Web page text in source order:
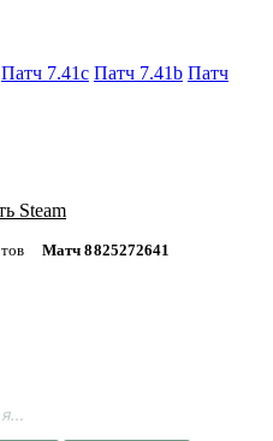
Патч 7.41c Патч 7.41b Патч
Steam
Матч 8825272641